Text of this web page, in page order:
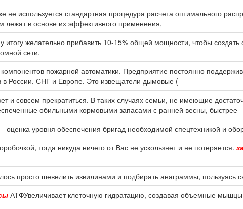
не используется стандартная процедура расчета оптимального
лежат в основе их эффективного применения,
итогу желательно прибавить 10-15% общей мощности, чтобы
сети.
пожарной автоматики. Предприятие постоянно
в России, СНГ и Европе. Это извещатели дымовые (
и совсем прекратиться. В таких случаях семьи, не имеющие
обильными кормовыми запасами с ранней весны, быстрее
оценка уровня обеспечения бригад необходимой спецтехникой и
тогда никуда ничего от Вас не ускользнет и не потеряется.
просто шевелить извилинами и подбирать анаграммы, пользуясь
АТФУвеличивает клеточную гидратацию, создавая объемные